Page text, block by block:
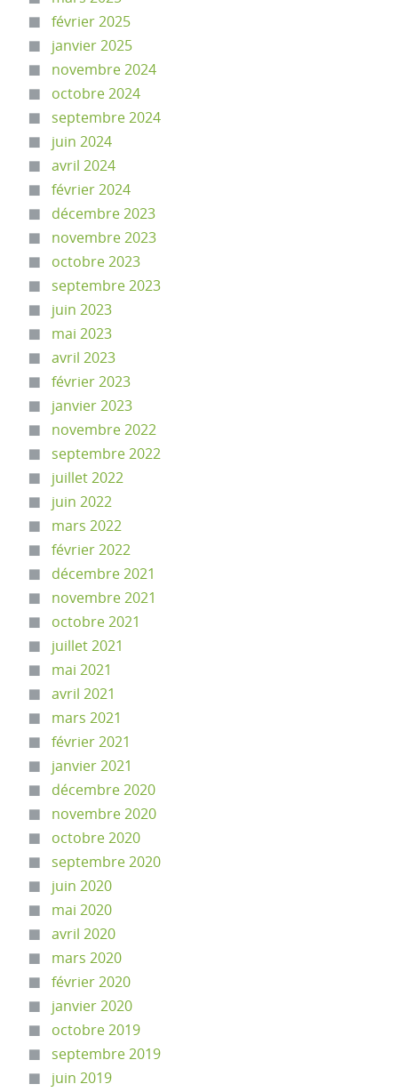
février 2025
janvier 2025
novembre 2024
octobre 2024
septembre 2024
juin 2024
avril 2024
février 2024
décembre 2023
novembre 2023
octobre 2023
septembre 2023
juin 2023
mai 2023
avril 2023
février 2023
janvier 2023
novembre 2022
septembre 2022
juillet 2022
juin 2022
mars 2022
février 2022
décembre 2021
novembre 2021
octobre 2021
juillet 2021
mai 2021
avril 2021
mars 2021
février 2021
janvier 2021
décembre 2020
novembre 2020
octobre 2020
septembre 2020
juin 2020
mai 2020
avril 2020
mars 2020
février 2020
janvier 2020
octobre 2019
septembre 2019
juin 2019